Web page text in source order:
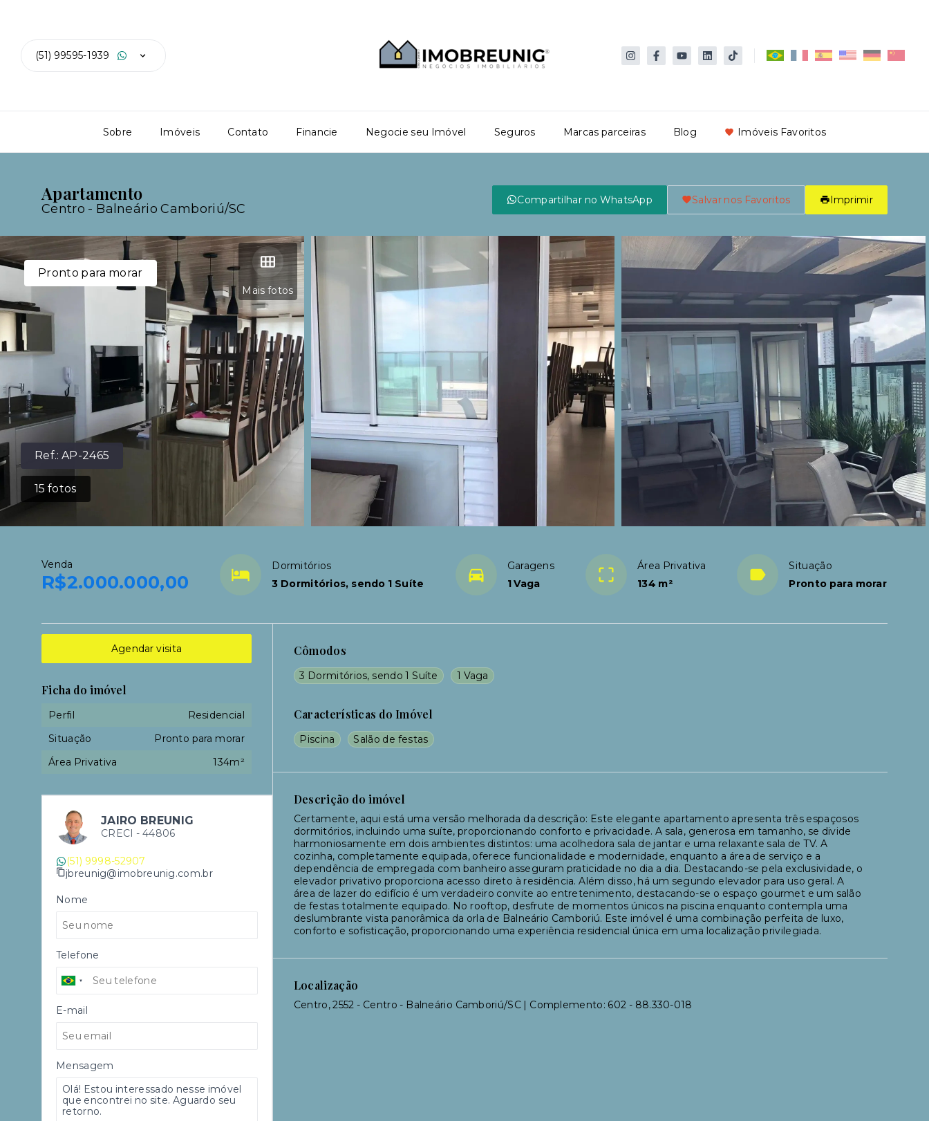
(51) 99595-1939
Sobre Imóveis Contato Financie Negocie seu Imóvel Seguros Marcas parceiras Blog Imóveis Favoritos
Apartamento
Centro - Balneário Camboriú/SC
Compartilhar no WhatsApp Salvar nos Favoritos Imprimir
Ref.:AP-2465
15 fotos
Mais fotos
Pronto para morar
Venda
R$2.000.000,00
Dormitórios
3 Dormitórios, sendo 1 Suíte
Garagens
1 Vaga
Área Privativa
134 m²
Situação
Pronto para morar
Cômodos
3 Dormitórios, sendo 1 Suíte 1 Vaga
Características do Imóvel
Piscina Salão de festas
Descrição do imóvel
Certamente, aqui está uma versão melhorada da descrição: Este elegante apartamento apresenta três espaçosos
dormitórios, incluindo uma suíte, proporcionando conforto e privacidade. A sala, generosa em tamanho, se divide
harmoniosamente em dois ambientes distintos: uma acolhedora sala de jantar e uma relaxante sala de TV. A
cozinha, completamente equipada, oferece funcionalidade e modernidade, enquanto a área de serviço e a
dependência de empregada com banheiro asseguram praticidade no dia a dia. Destacando-se pela exclusividade, o
elevador privativo proporciona acesso direto à residência. Além disso, há um segundo elevador para uso geral. A
área de lazer do edifício é um verdadeiro convite ao entretenimento, destacando-se o espaço gourmet e um salão
de festas totalmente equipado. No rooftop, desfrute de momentos únicos na piscina enquanto contempla uma
deslumbrante vista panorâmica da orla de Balneário Camboriú. Este imóvel é uma combinação perfeita de luxo,
conforto e sofisticação, proporcionando uma experiência residencial única em uma localização privilegiada.
Localização
Centro, 2552 - Centro - Balneário Camboriú/SC | Complemento: 602 - 88.330-018
Agendar visita
Ficha do imóvel
Perfil
Residencial
Situação
Pronto para morar
Área Privativa
134m²
JAIRO BREUNIG
CRECI - 44806
(51) 9998-52907
jbreunig@imobreunig.com.br
Nome
Telefone
E-mail
Mensagem